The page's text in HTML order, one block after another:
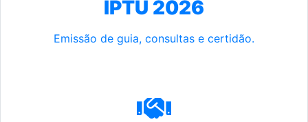
IPTU 2026
Emissão de guia, consultas e certidão.